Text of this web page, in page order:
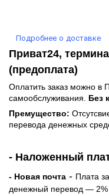
Подробнее о доставке
Приват24,
(предоплата)
Оплатить заказ можно в
самообслуживания. Без
Премущество:
перевода денежных
- Наложенный
- Новая почта - Плата
денежный перевод — 2%